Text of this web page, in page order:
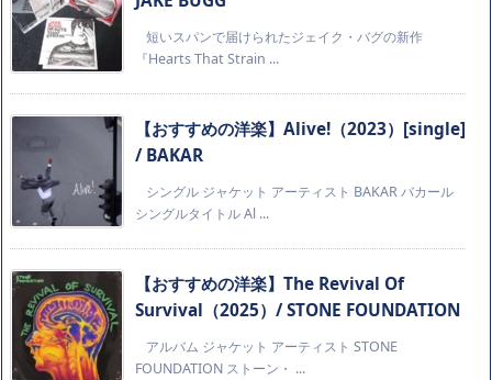
短いスパンで届けられたジェイク・バグの新作
『Hearts That Strain ...
【おすすめの洋楽】Alive!（2023）[single]
/ BAKAR
シングル ジャケット アーティスト BAKAR バカール
シングルタイトル Al ...
【おすすめの洋楽】The Revival Of
Survival（2025）/ STONE FOUNDATION
アルバム ジャケット アーティスト STONE
FOUNDATION ストーン・ ...